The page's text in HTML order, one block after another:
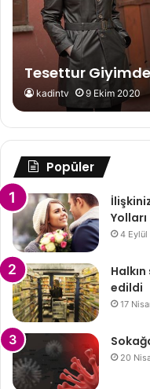
Tesettur
kadintv 9 Ekim 2020
Popüler
Yolları
4 Eylül
edildi
17
20